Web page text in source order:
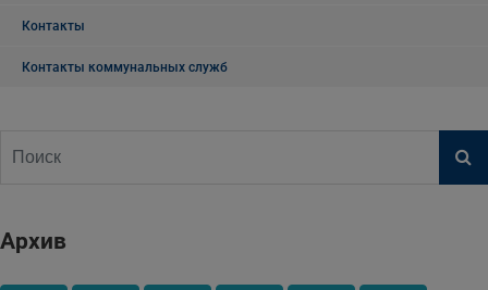
Контакты
Контакты коммунальных служб
Архив